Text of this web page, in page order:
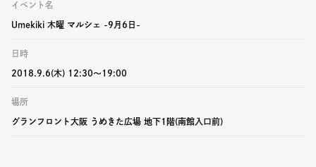
イベント名
Umekiki 木曜 マルシェ -9月6日-
日時
2018.9.6(木) 12:30〜19:00
場所
グランフロント大阪 うめきた広場 地下1階(南館入口前)